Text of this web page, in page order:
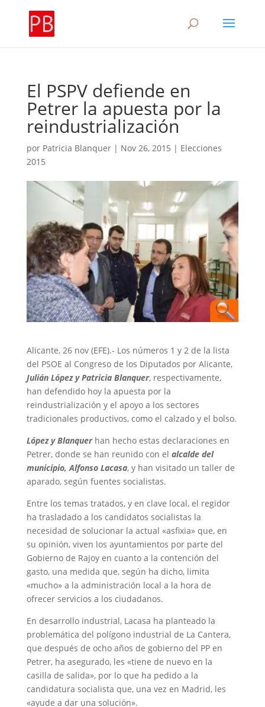
El PSPV defiende en
Petrer la apuesta por la
reindustrialización
por Patricia Blanquer| Nov 26, 2015 | Elecciones
2015
Alicante, 26 nov (EFE).- Los números 1 y 2 de la lista
del PSOE al Congreso de los Diputados por Alicante,
Julián López y Patricia Blanquer, respectivamente,
han defendido hoy la apuesta por la
reindustrialización y el apoyo a los sectores
tradicionales productivos, como el calzado y el bolso.
López y Blanquer han hecho estas declaraciones en
Petrer, donde se han reunido con el alcalde del
municipio, Alfonso Lacasa, y han visitado un taller de
aparado, según fuentes socialistas.
Entre los temas tratados, y en clave local, el regidor
ha trasladado a los candidatos socialistas la
necesidad de solucionar la actual «asfixia» que, en
su opinión, viven los ayuntamientos por parte del
Gobierno de Rajoy en cuanto a la contención del
gasto, una medida que, según ha dicho, limita
«mucho» a la administración local a la hora de
ofrecer servicios a los ciudadanos.
En desarrollo industrial, Lacasa ha planteado la
problemática del polígono industrial de La Cantera,
que después de ocho años de gobierno del PP en
Petrer, ha asegurado, les «tiene de nuevo en la
casilla de salida», por lo que ha pedido a la
candidatura socialista que, una vez en Madrid, les
«ayude a dar una solución».